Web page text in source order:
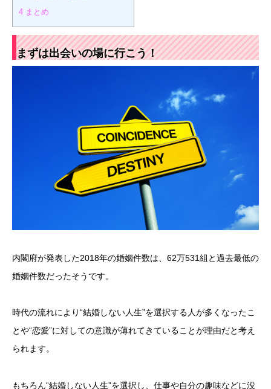
4 まとめ
まずは出会いの場に行こう！
内閣府が発表した2018年の婚姻件数は、62万531組と過去最低の
婚姻件数だったそうです。
時代の流れにより“結婚しない人生”を選択する人が多くなったこ
とや“恋愛”に対しての意識が薄れてきていることが理由だと考え
られます。
もちろん“結婚しない人生”を選択し、仕事や自分の趣味などに没